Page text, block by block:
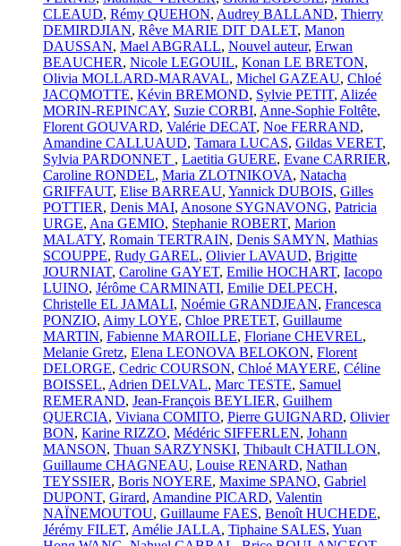
CLEAUD, Rémy QUEHON, Audrey BALLAND, Thierry
DEMIRDJIAN, Rêve MARIE DIT DALET, Manon
DAUSSAN, Mael ABGRALL, Nouvel auteur, Erwan
BEAUCHER, Nicole LEGOUIL, Konan LE BRETON,
Olivia MOLLARD-MARAVAL, Michel GAZEAU, Chloé
JACQMOTTE, Kévin BREMOND, Sylvie PETIT, Alizée
MORIN-REPINCAY, Suzie CORBI, Anne-Sophie Foltête,
Florent GOUVARD, Valérie DECAT, Noe FERRAND,
Amandine CALLUAUD, Tamara LUCAS, Gildas VERET,
Sylvia PARDONNET , Laetitia GUERE, Evane CARRIER,
Caroline RONDEL, Maria ZLOTNIKOVA, Natacha
GRIFFAUT, Elise BARREAU, Yannick DUBOIS, Gilles
POTTIER, Denis MAI, Anosone SYGNAVONG, Patricia
URGE, Ana GEMIO, Stephanie ROBERT, Marion
MALATY, Romain TERTRAIN, Denis SAMYN, Mathias
SCOUPPE, Rudy GAREL, Olivier LAVAUD, Brigitte
JOURNIAT, Caroline GAYET, Emilie HOCHART, Iacopo
LUINO, Jérôme CARMINATI, Emilie DELPECH,
Christelle EL JAMALI, Noémie GRANDJEAN, Francesca
PONZIO, Aimy LOYE, Chloe PRETET, Guillaume
MARTIN, Fabienne MAROILLE, Floriane CHEVREL,
Melanie Gretz, Elena LEONOVA BELOKON, Florent
DELORGE, Cedric COURSON, Chloé MAYERE, Céline
BOISSEL, Adrien DELVAL, Marc TESTE, Samuel
REMERAND, Jean-François BEYLIER, Guilhem
QUERCIA, Viviana COMITO, Pierre GUIGNARD, Olivier
BON, Karine RIZZO, Médéric SIFFERLEN, Johann
MANSON, Thuan SARZYNSKI, Thibault CHATILLON,
Guillaume CHAGNEAU, Louise RENARD, Nathan
TEYSSIER, Boris NOYERE, Maxime SPANO, Gabriel
DUPONT, Girard, Amandine PICARD, Valentin
NAÏNEMOUTOU, Guillaume FAES, Benoît HUCHEDE,
Jérémy FILET, Amélie JALLA, Tiphaine SALES, Yuan